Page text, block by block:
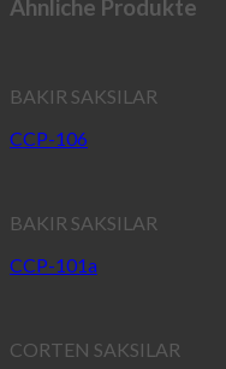
Ähnliche Produkte
BAKIR SAKSILAR
CCP-106
BAKIR SAKSILAR
CCP-101a
CORTEN SAKSILAR